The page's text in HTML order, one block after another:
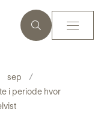
sep
i periode hvor